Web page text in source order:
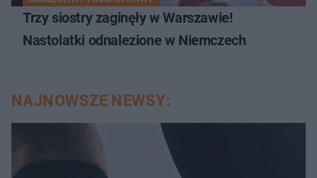
Trzy siostry zaginęły w Warszawie!
Nastolatki odnalezione w Niemczech
NAJNOWSZE NEWSY: